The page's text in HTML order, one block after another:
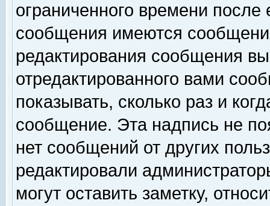
ограниченного времени
сообщения имеются
редактирования сообщения
отредактированного вами
показывать, сколько раз и
сообщение. Эта надпись не
нет сообщений от других
редактировали
могут оставить заметку,